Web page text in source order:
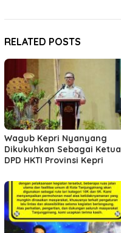
RELATED POSTS
Wagub Kepri Nyanyang
Dikukuhkan Sebagai Ketua
DPD HKTI Provinsi Kepri